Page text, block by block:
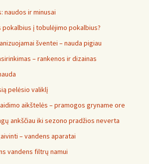
naudos ir minusai
į tobulėjimo pokalbius?
šventei – nauda pigiau
– rankenos ir dizainas
pelėsio valiklį
aikštelės – pramogos gryname ore
ankščiau iki sezono pradžios neverta
– vandens aparatai
vandens filtrų namui